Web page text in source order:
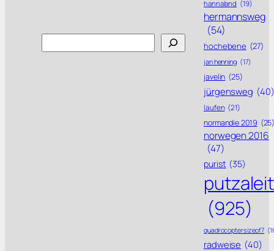
hannaland (19)
hermannsweg
(54)
hochebene (27)
jan henning (17)
javelin (25)
jürgensweg (40)
laufen (21)
normandie 2019
norwegen 2016
(47)
purist (35)
putzaleit
(925)
quadrocoptersizeof7
radweise (40)